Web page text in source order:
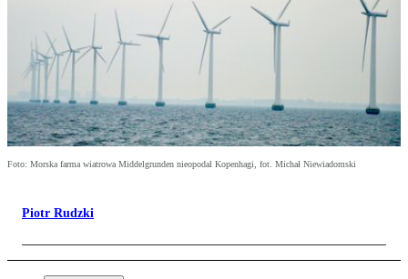
Foto: Morska farma wiatrowa Middelgrunden nieopodal Kopenhagi, fot. Michał Niewiadomski
Piotr Rudzki